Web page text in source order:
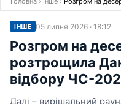
ІНШЕ 05 липня 2026 · 18:12
Розгром на
розтрощила
відбору ЧС-
Далі – вирішальний